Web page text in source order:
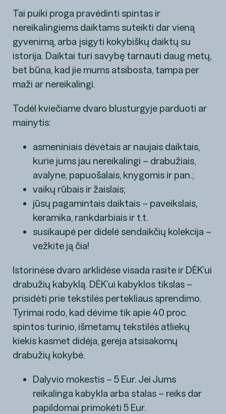
Tai puiki proga pravėdinti spintas ir
nereikalingiems daiktams suteikti dar vieną
gyvenimą, arba įsigyti kokybiškų daiktų su
istorija. Daiktai turi savybę tarnauti daug metų,
bet būna, kad jie mums atsibosta, tampa per
maži ar nereikalingi.
Todėl kviečiame dvaro blusturgyje parduoti ar
mainytis:
asmeniniais dėvėtais ar naujais daiktais,
kurie jums jau nereikalingi – drabužiais,
avalyne, papuošalais, knygomis ir pan.;
vaikų rūbais ir žaislais;
jūsų pagamintais daiktais – paveikslais,
keramika, rankdarbiais ir t.t.
susikaupė per didelė sendaikčių kolekcija –
vežkite ją čia!
Istorinėse dvaro arklidėse visada rasite ir DĖK’ui
drabužių kabyklą. DĖK’ui kabyklos tikslas –
prisidėti prie tekstilės pertekliaus sprendimo.
Tyrimai rodo, kad dėvime tik apie 40 proc.
spintos turinio, išmetamų tekstilės atliekų
kiekis kasmet didėja, gerėja atsisakomų
drabužių kokybė.
Dalyvio mokestis – 5 Eur. Jei Jums
reikalinga kabykla arba stalas – reiks dar
papildomai primokėti 5 Eur.